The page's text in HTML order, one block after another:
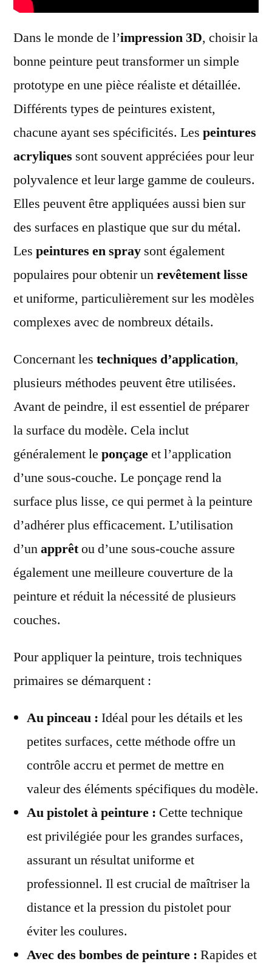
Dans le monde de l’impression 3D, choisir la
bonne peinture peut transformer un simple
prototype en une pièce réaliste et détaillée.
Différents types de peintures existent,
chacune ayant ses spécificités. Les peintures
acryliques sont souvent appréciées pour leur
polyvalence et leur large gamme de couleurs.
Elles peuvent être appliquées aussi bien sur
des surfaces en plastique que sur du métal.
Les peintures en spray sont également
populaires pour obtenir unrevêtement lisse
et uniforme, particulièrement sur les modèles
complexes avec de nombreux détails.
Concernant les techniques d’application,
plusieurs méthodes peuvent être utilisées.
Avant de peindre, il est essentiel de préparer
la surface du modèle. Cela inclut
généralement le ponçageet l’application
d’une sous-couche. Le ponçage rend la
surface plus lisse, ce qui permet à la peinture
d’adhérer plus efficacement. L’utilisation
d’unapprêtou d’une sous-couche assure
également une meilleure couverture de la
peinture et réduit la nécessité de plusieurs
couches.
Pour appliquer la peinture, trois techniques
primaires se démarquent :
Au pinceau : Idéal pour les détails et les
petites surfaces, cette méthode offre un
contrôle accru et permet de mettre en
valeur des éléments spécifiques du modèle.
Au pistolet à peinture : Cette technique
est privilégiée pour les grandes surfaces,
assurant un résultat uniforme et
professionnel. Il est crucial de maîtriser la
distance et la pression du pistolet pour
éviter les coulures.
Avec des bombes de peinture : Rapides et